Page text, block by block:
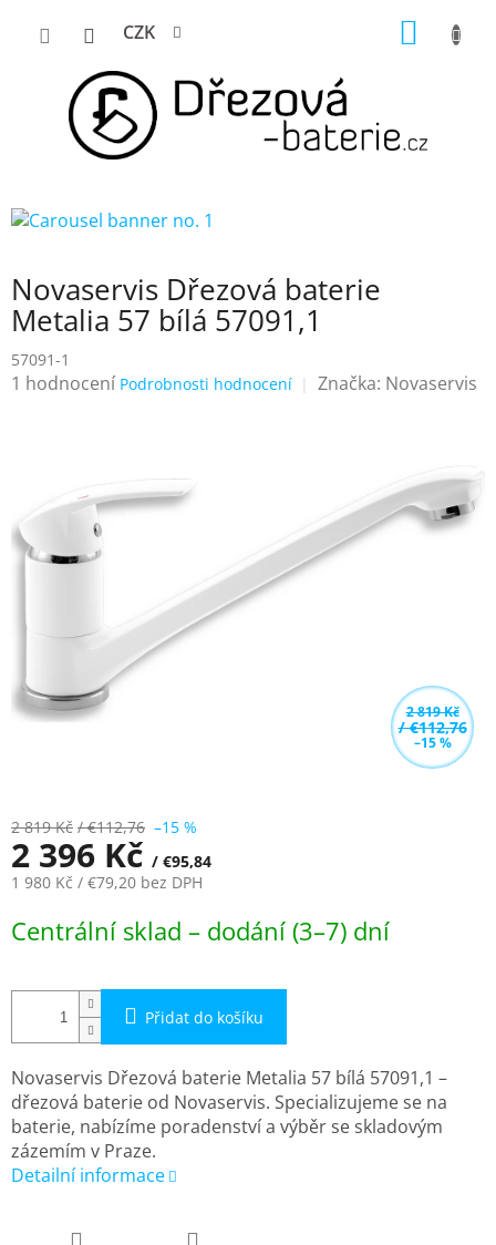
CZK
Novaservis Dřezová baterie
Metalia 57 bílá 57091,1
57091-1
Průměrné
5
hvězdiček.
1 hodnocení Podrobnosti hodnocení Značka: Novaservis
2 819 Kč
/ €112,76
–15 %
2 819 Kč / €112,76 –15 %
2 396 Kč / €95,84
1 980 Kč / €79,20 bez DPH
cena:
Centrální sklad – dodání (3–7) dní
Přidat do košíku
Novaservis Dřezová baterie Metalia 57 bílá 57091,1 –
dřezová baterie od Novaservis. Specializujeme se na
baterie, nabízíme poradenství a výběr se skladovým
zázemím v Praze.
Detailní informace